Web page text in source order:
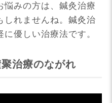
悩みの方は、鍼灸治療
しれませんね。鍼灸治
優しい治療法です。
治療のながれ